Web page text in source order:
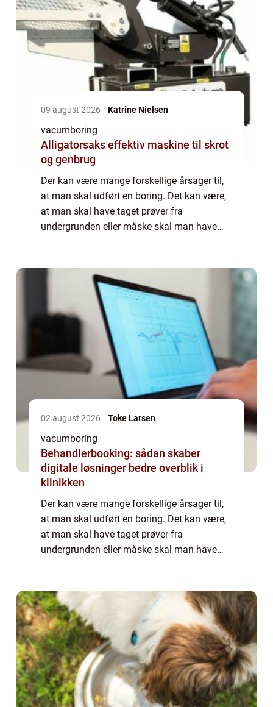
09 august 2026 Katrine Nielsen
vacumboring
Alligatorsaks effektiv maskine til skrot
og genbrug
Der kan være mange forskellige årsager til,
at man skal udført en boring. Det kan være,
at man skal have taget prøver fra
undergrunden eller måske skal man have
02 august 2026 Toke Larsen
vacumboring
Behandlerbooking: sådan skaber
digitale løsninger bedre overblik i
klinikken
Der kan være mange forskellige årsager til,
at man skal udført en boring. Det kan være,
at man skal have taget prøver fra
undergrunden eller måske skal man have
have l...